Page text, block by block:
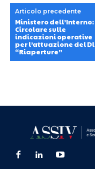
Articolo precedente
Ministero dell’Interno:
Circolare sulle
indicazioni operative
per l’attuazione del Dl
“Riaperture”